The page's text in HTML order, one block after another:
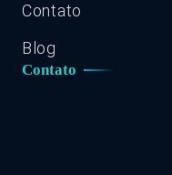
Contato
Blog
Contato